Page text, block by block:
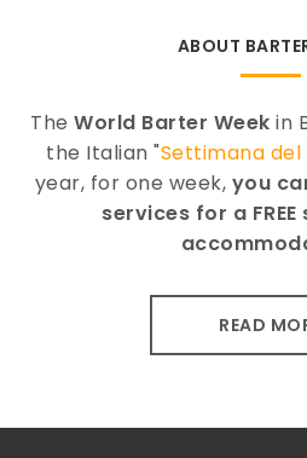
ABOUT
TheWorld Barter Week in
the Italian "Settimana
year, for one week, you
services for a
READ